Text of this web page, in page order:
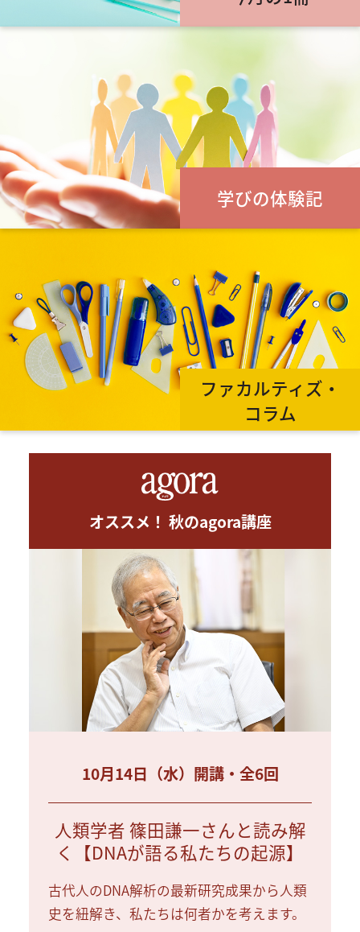
学びの体験記
ファカルティズ・
コラム
オススメ！ 秋のagora講座
10月14日（水）開講・全6回
人類学者 篠田謙一さんと読み解
く【DNAが語る私たちの起源】
古代人のDNA解析の最新研究成果から人類
史を紐解き、私たちは何者かを考えます。